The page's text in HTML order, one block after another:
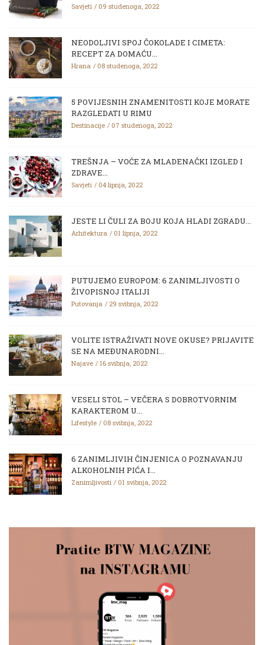
Savjeti 09 studenoga, 2022
NEODOLJIVI SPOJ ČOKOLADE I CIMETA:
RECEPT ZA DOMAĆU...
Hrana 08 studenoga, 2022
5 POVIJESNIH ZNAMENITOSTI KOJE MORATE
RAZGLEDATI U RIMU
Destinacije 07 studenoga, 2022
TREŠNJA – VOĆE ZA MLADENAČKI IZGLED I
ZDRAVE...
Savjeti 04 lipnja, 2022
JESTE LI ČULI ZA BOJU KOJA HLADI ZGRADU...
Arhitektura 01 lipnja, 2022
PUTUJEMO EUROPOM: 6 ZANIMLJIVOSTI O
ŽIVOPISNOJ ITALIJI
Putovanja 29 svibnja, 2022
VOLITE ISTRAŽIVATI NOVE OKUSE? PRIJAVITE
SE NA MEĐUNARODNI...
Najave 16 svibnja, 2022
VESELI STOL – VEČERA S DOBROTVORNIM
KARAKTEROM U...
Lifestyle 08 svibnja, 2022
6 ZANIMLJIVIH ČINJENICA O POZNAVANJU
ALKOHOLNIH PIĆA I...
Zanimljivosti 01 svibnja, 2022